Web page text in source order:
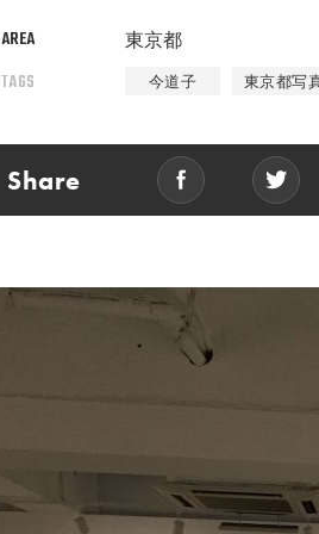
AREA 東京都
TAGS 今道子 東京都写
Share